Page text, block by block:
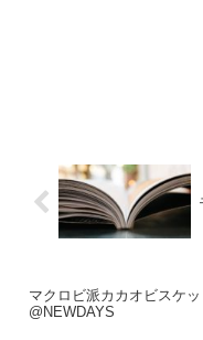
マクロビ派カカオビスケッ
@NEWDAYS